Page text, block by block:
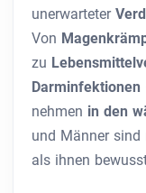
unerwarteter
Von
zu
Darminfektionen
nehmen in den
und Männer sind
als ihnen